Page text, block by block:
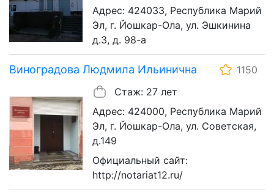
Адрес: 424033, Республика Марий
Эл, г. Йошкар-Ола, ул. Эшкинина
д.3, д. 98-а
Виноградова Людмила Ильинична
1150
Стаж: 27 лет
Адрес: 424000, Республика Марий
Эл, г. Йошкар-Ола, ул. Советская,
д.149
Официальный сайт:
http://notariat12.ru/